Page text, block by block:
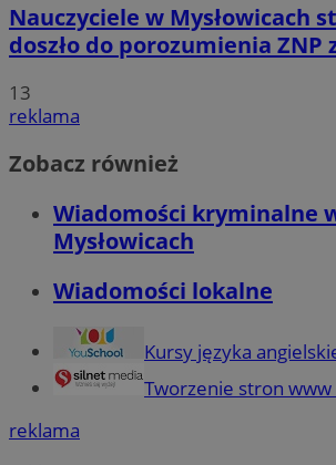
Nauczyciele w Mysłowicach
doszło do porozumienia ZNP
13
reklama
Zobacz również
Wiadomości kryminalne
Mysłowicach
Wiadomości lokalne
Kursy języka
Tworzenie stron www
reklama